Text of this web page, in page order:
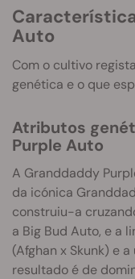
Características da Granddaddy Purple
Auto
Com o cultivo
genética e o que
Atributos genéticos da Granddaddy
Purple Auto
A Granddaddy
da icónica
construiu-a
a Big Bud Auto, e a
(Afghan x Skunk) e
resultado é de